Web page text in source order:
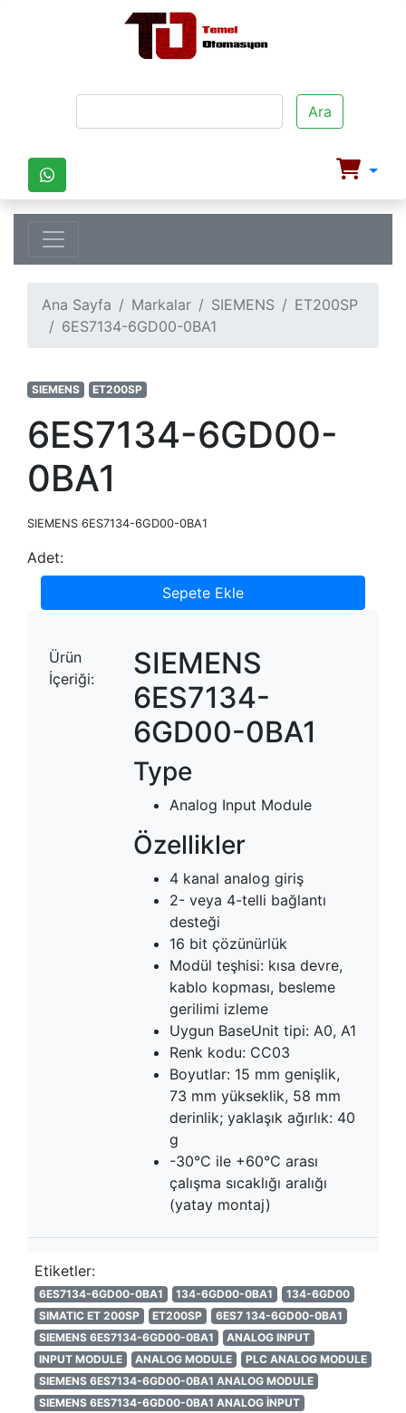
Ara
Ana Sayfa Markalar SIEMENS
ET200SP
6ES7134-6GD00-0BA1
SIEMENS ET200SP
6ES7134-6GD00-
0BA1
SIEMENS 6ES7134-6GD00-0BA1
Adet:
Sepete Ekle
Ürün
İçeriği:
SIEMENS
6ES7134-
6GD00-0BA1
Type
Analog Input Module
Özellikler
4 kanal analog giriş
2- veya 4-telli bağlantı
desteği
16 bit çözünürlük
Modül teşhisi: kısa devre,
kablo kopması, besleme
gerilimi izleme
Uygun BaseUnit tipi: A0, A1
Renk kodu: CC03
Boyutlar: 15 mm genişlik,
73 mm yükseklik, 58 mm
derinlik; yaklaşık ağırlık: 40
g
-30°C ile +60°C arası
çalışma sıcaklığı aralığı
(yatay montaj)
Etiketler:
6ES7134-6GD00-0BA1 134-6GD00-0BA1
134-6GD00
SIMATIC ET 200SP
ET200SP
6ES7 134-6GD00-0BA1
SIEMENS 6ES7134-6GD00-0BA1
ANALOG INPUT
INPUT MODULE
ANALOG MODULE
PLC ANALOG MODULE
SIEMENS 6ES7134-6GD00-0BA1 ANALOG MODULE
SIEMENS 6ES7134-6GD00-0BA1 ANALOG İNPUT